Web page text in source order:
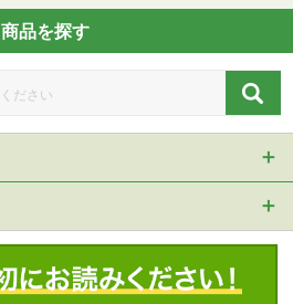
商品を探す